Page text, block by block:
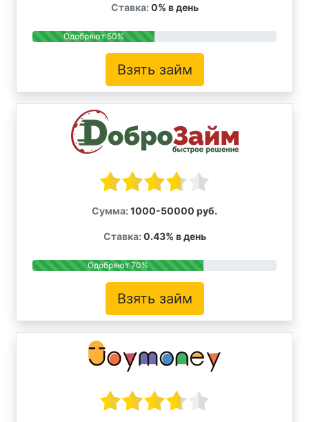
Ставка: 0% в день
Одобряют 50%
Взять займ
Сумма: 1000-50000 руб.
Ставка: 0.43% в день
Одобряют 70%
Взять займ